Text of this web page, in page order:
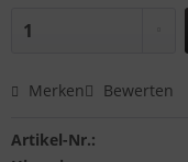
Merken Bewerten
Artikel-Nr.: